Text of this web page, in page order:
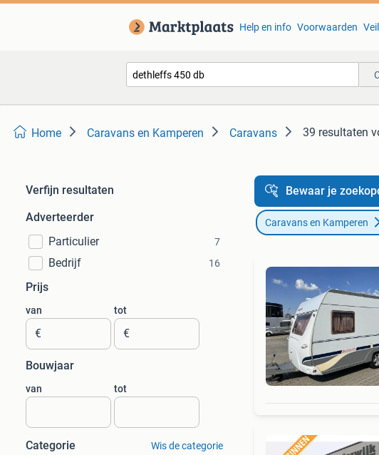
Help en info Voorwaarden
Home Caravans en Kamperen Caravans 39 resultaten
Verfijn resultaten
Adverteerder
Particulier
7
Bedrijf 16
Prijs
van
€
tot
€
Bouwjaar
van tot
Categorie Wis de categorie
Bewaar je
Caravans en Kamperen